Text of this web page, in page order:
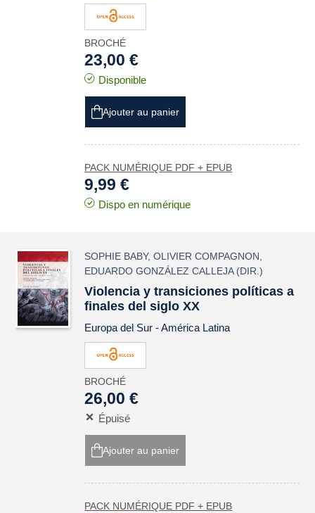
BROCHÉ
23,00 €
Disponible
Ajouter au panier
PACK NUMÉRIQUE PDF + EPUB
9,99 €
Dispo en numérique
SOPHIE BABY,OLIVIER COMPAGNON
EDUARDO GONZÁLEZ CALLEJA(DIR.)
Violencia y transiciones políticas a
finales del siglo XX
Europa del Sur - América Latina
BROCHÉ
26,00 €
Épuisé
Ajouter au panier
PACK NUMÉRIQUE PDF + EPUB